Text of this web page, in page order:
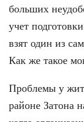
больших
учет
взят один из
Как же такое
Проблемы у
районе Затона